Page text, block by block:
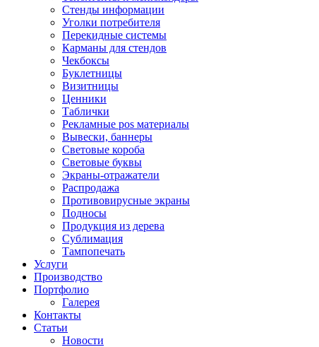
Стенды информации
Уголки потребителя
Перекидные системы
Карманы для стендов
Чекбоксы
Буклетницы
Визитницы
Ценники
Таблички
Рекламные pos материалы
Вывески, баннеры
Световые короба
Световые буквы
Экраны-отражатели
Распродажа
Противовирусные экраны
Подносы
Продукция из дерева
Сублимация
Тампопечать
Услуги
Производство
Портфолио
Галерея
Контакты
Статьи
Новости